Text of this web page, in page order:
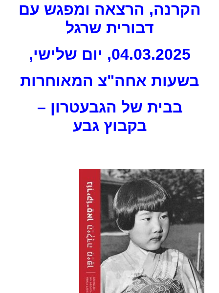
הקרנה, הרצאה ומפגש עם
דבורית שרגל
04.03.2025, יום שלישי,
בשעות אחה"צ המאוחרות
בבית של הגבעטרון –
בקבוץ גבע